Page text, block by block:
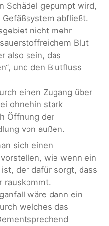
Schädel gepumpt wird,
abfließt.
nicht mehr
Blut
also sein, das
und den Blutfluss
einen Zugang über
ohnehin stark
Öffnung der
von außen.
sich einen
wie wenn ein
der dafür sorgt, dass
rauskommt.
wäre dann ein
welches das